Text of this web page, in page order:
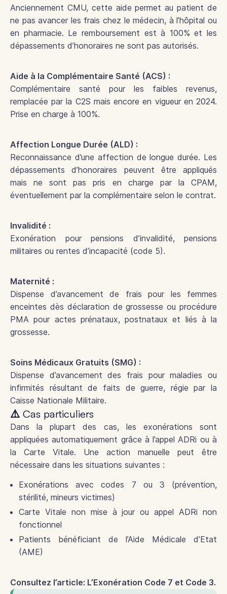
Anciennement CMU, cette aide permet au patient de
ne pas avancer les frais chez le médecin, à l’hôpital ou
en pharmacie. Le remboursement est à 100% et les
dépassements d’honoraires ne sont pas autorisés.
Aide à la Complémentaire Santé (ACS) :
Complémentaire santé pour les faibles revenus,
remplacée par la C2S mais encore en vigueur en 2024.
Prise en charge à 100%.
Affection Longue Durée (ALD) :
Reconnaissance d’une affection de longue durée. Les
dépassements d’honoraires peuvent être appliqués
mais ne sont pas pris en charge par la CPAM,
éventuellement par la complémentaire selon le contrat.
Invalidité :
Exonération pour pensions d’invalidité, pensions
militaires ou rentes d’incapacité (code 5).
Maternité :
Dispense d’avancement de frais pour les femmes
enceintes dès déclaration de grossesse ou procédure
PMA pour actes prénataux, postnataux et liés à la
grossesse.
Soins Médicaux Gratuits (SMG) :
Dispense d’avancement des frais pour maladies ou
infirmités résultant de faits de guerre, régie par la
Caisse Nationale Militaire.
⚠️ Cas particuliers
Dans la plupart des cas, les exonérations sont
appliquées automatiquement grâce à l’appel ADRi ou à
la Carte Vitale. Une action manuelle peut être
nécessaire dans les situations suivantes :
Exonérations avec codes 7 ou 3 (prévention,
stérilité, mineurs victimes)
Carte Vitale non mise à jour ou appel ADRi non
fonctionnel
Patients bénéficiant de l’Aide Médicale d’Etat
(AME)
Consultez l’article: L’Exonération Code 7 et Code 3.